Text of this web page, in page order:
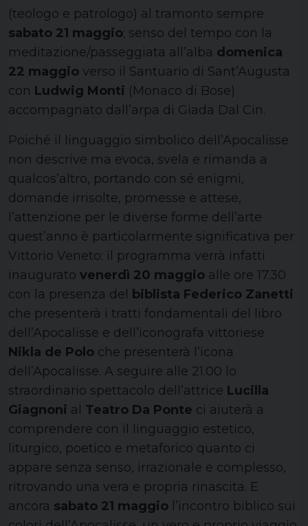
(teologo e patrologo) al tramonto sempre
sabato 21 maggio; senso del tempo con la
meditazione/passeggiata all’alba domenica
22 maggio verso il Santuario di Sant’Augusta
con Ludwig Monti (Monaco di Bose)
accompagnato dall’arpa di Giada Dal Cin.
Poiché il linguaggio simbolico dell’Apocalisse
non descrive ma evoca, svela e rimanda a
qualcos’altro, portando con sé enigmi,
domande irrisolte, promesse e attese,
l’attenzione per le diverse forme dell’arte
quest’anno è particolarmente significativa per
Vittorio Veneto: il programma verrà infatti
inaugurato venerdì 20 maggio alle ore 17.30
con la presenza del
biblista Federico Zanetti
che presenterà i tratti fondamentali del libro
dell’Apocalisse e dell’iconografa vittoriese
Nikla de Polo che presenterà l’icona
dell’Apocalisse. A seguire alle 21.00 lo
straordinario spettacolo dell’attrice Lucilla
Giagnoni al Teatro Da Ponte ci aiuterà a
comprendere con il linguaggio estetico,
liturgico, poetico e metaforico quanto ci
appare senza senso, irrazionale e complesso,
ritrovando una vera e propria rinascita. E
ancora sabato 21 maggio l’incontro biblico sui